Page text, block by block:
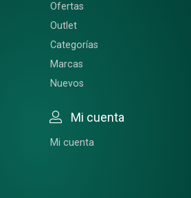
Ofertas
Outlet
Categorías
Marcas
Nuevos
Mi cuenta
Mi cuenta